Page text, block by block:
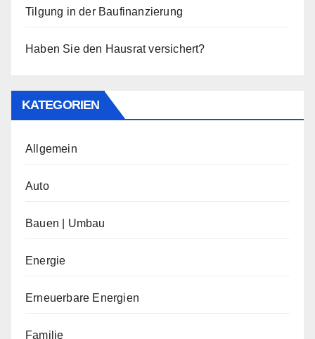
Tilgung in der Baufinanzierung
Haben Sie den Hausrat versichert?
KATEGORIEN
Allgemein
Auto
Bauen | Umbau
Energie
Erneuerbare Energien
Familie